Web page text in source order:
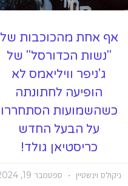
אף אחת מהכוכבות של
"נשות הכדורסל" של
ג'ניפר וויליאמס לא
הופיעה לחתונתה
כשהשמועות הסתחררו
על הבעל החדש
כריסטיאן גולד!
ניקולס וינשטיין ספטמבר 19, 2024